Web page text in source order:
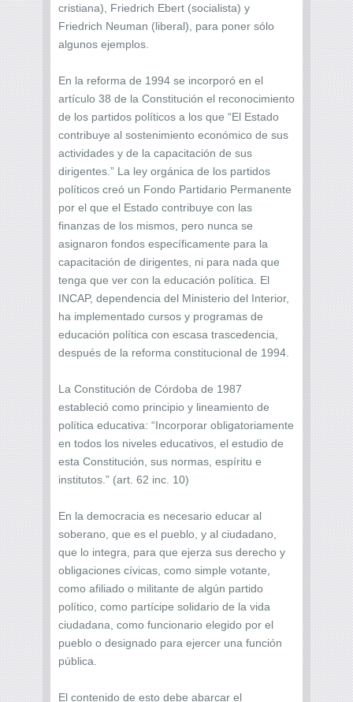
cristiana), Friedrich Ebert (socialista) y
Friedrich Neuman (liberal), para poner sólo
algunos ejemplos.
En la reforma de 1994 se incorporó en el
artículo 38 de la Constitución el reconocimiento
de los partidos políticos a los que “El Estado
contribuye al sostenimiento económico de sus
actividades y de la capacitación de sus
dirigentes.” La ley orgánica de los partidos
políticos creó un Fondo Partidario Permanente
por el que el Estado contribuye con las
finanzas de los mismos, pero nunca se
asignaron fondos específicamente para la
capacitación de dirigentes, ni para nada que
tenga que ver con la educación política. El
INCAP, dependencia del Ministerio del Interior,
ha implementado cursos y programas de
educación política con escasa trascedencia,
después de la reforma constitucional de 1994.
La Constitución de Córdoba de 1987
estableció como principio y lineamiento de
política educativa: “Incorporar obligatoriamente
en todos los niveles educativos, el estudio de
esta Constitución, sus normas, espíritu e
institutos.” (art. 62 inc. 10)
En la democracia es necesario educar al
soberano, que es el pueblo, y al ciudadano,
que lo integra, para que ejerza sus derecho y
obligaciones cívicas, como simple votante,
como afiliado o militante de algún partido
político, como partícipe solidario de la vida
ciudadana, como funcionario elegido por el
pueblo o designado para ejercer una función
pública.
El contenido de esto debe abarcar el